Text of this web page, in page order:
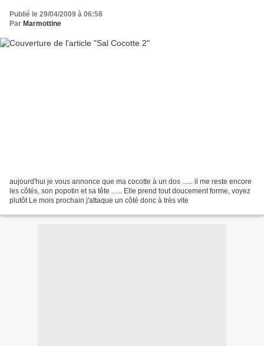
Publié le 29/04/2009 à 06:58
Par Marmottine
aujourd'hui je vous annonce que ma cocotte à un dos ...... il me reste encore
les côtés, son popotin et sa tête ...... Elle prend tout doucement forme, voyez
plutôt Le mois prochain j'attaque un côté donc à très vite